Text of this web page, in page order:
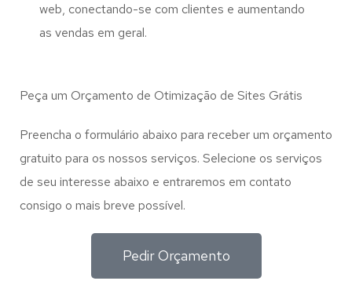
web, conectando-se com clientes e aumentando
as vendas em geral.
Peça um Orçamento de Otimização de Sites Grátis
Preencha o formulário abaixo para receber um orçamento
gratuito para os nossos serviços. Selecione os serviços
de seu interesse abaixo e entraremos em contato
consigo o mais breve possível.
Pedir Orçamento